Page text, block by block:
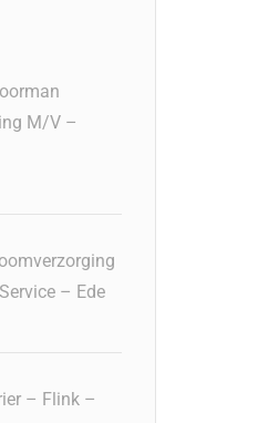
M/V –
– Ede
– Flink –